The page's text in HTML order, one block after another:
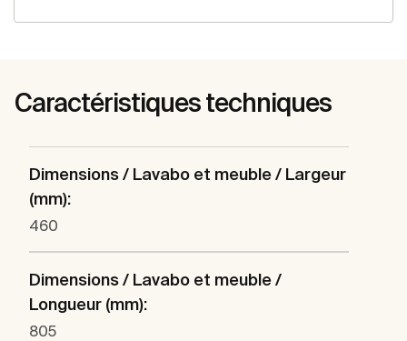
Caractéristiques techniques
Dimensions / Lavabo et meuble / Largeur
(mm):
460
Dimensions / Lavabo et meuble /
Longueur (mm):
805